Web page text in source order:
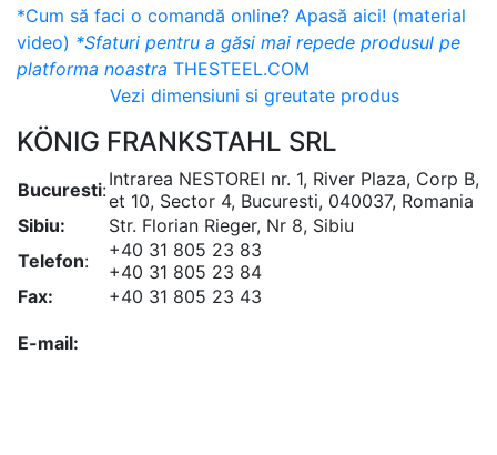
*Cum să faci o comandă online? Apasă aici! (material
video) *Sfaturi pentru a găsi mai repede produsul pe
platforma noastra THESTEEL.COM
Vezi dimensiuni si greutate produs
KÖNIG FRANKSTAHL SRL
Bucuresti:Intrarea NESTOREI nr. 1, River Plaza, Corp B,
et 10, Sector 4, Bucuresti, 040037, Romania
Sibiu:
Str. Florian Rieger, Nr 8, Sibiu
Telefon:
+40 31 805 23 83
+40 31 805 23 84
Fax:
+40 31 805 23 43
E-mail: